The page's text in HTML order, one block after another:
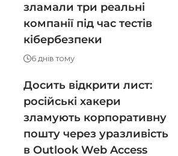
зламали три реальні
компанії під час тестів
кібербезпеки
6 днів тому
Досить відкрити лист:
російські хакери
зламують корпоративну
пошту через уразливість
в Outlook Web Access